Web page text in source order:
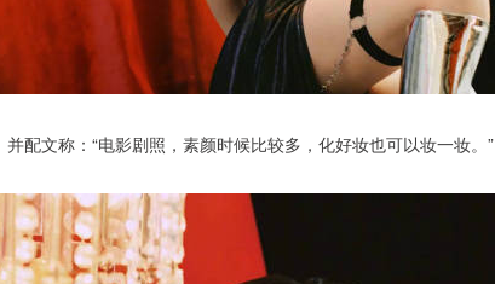
配文称：“电影剧照，素颜时候比较多，化好妆也可以妆一妆。”